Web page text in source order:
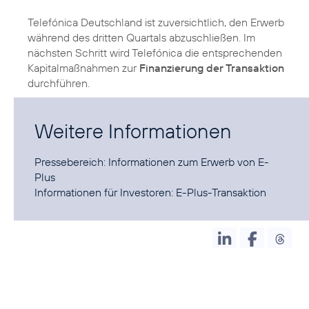
Telefónica Deutschland ist zuversichtlich, den Erwerb
während des dritten Quartals abzuschließen. Im
nächsten Schritt wird Telefónica die entsprechenden
Kapitalmaßnahmen zur Finanzierung der Transaktion
durchführen.
Weitere Informationen
Pressebereich: Informationen zum Erwerb von E-
Plus
Informationen für Investoren: E-Plus-Transaktion